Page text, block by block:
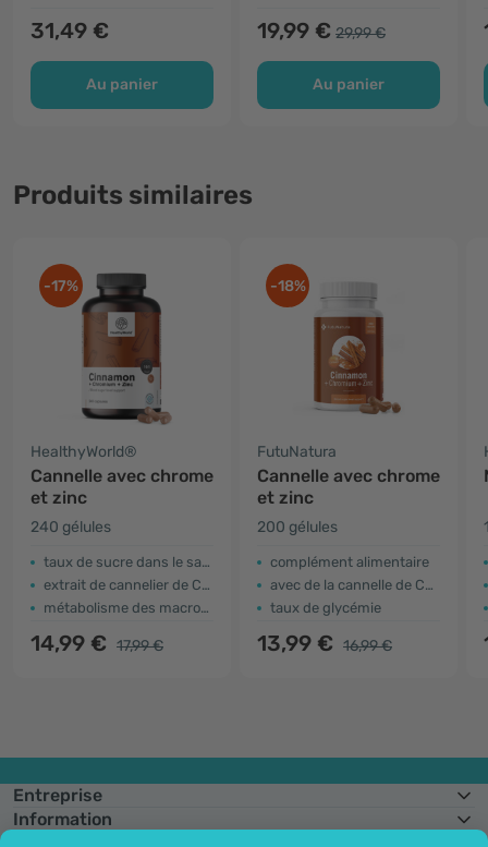
31,49 €
Au panier
19,99 € 29,99 €
Au panier
Produits similaires
-17%
HealthyWorld®
Cannelle avec chrome
et zinc
240 gélules
taux de sucre dans le sang
extrait de cannelier de Ceylan
métabolisme des macronutriments
14,99 € 17,99 €
-18%
FutuNatura
Cannelle avec chrome
et zinc
200 gélules
complément alimentaire
avec de la cannelle de Ceylan
taux de glycémie
13,99 € 16,99 €
Entreprise
Information